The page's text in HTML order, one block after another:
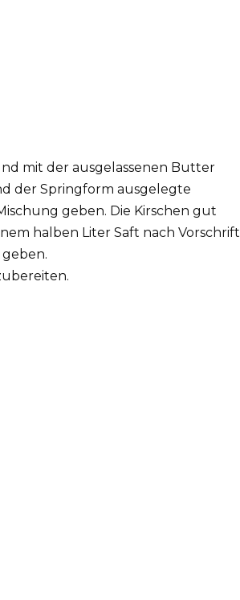
mit der ausgelassenen Butter
der Springform ausgelegte
geben. Die Kirschen gut
halben Liter Saft nach Vorschrift